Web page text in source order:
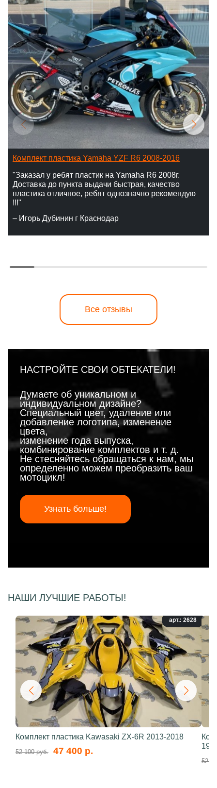
Комплект пластика Yamaha YZF R6 2008-2016
"Заказал у ребят пластик на Yamaha R6 2008г.
Доставка до пункта выдачи быстрая, качество
пластика отличное, ребят однозначно рекомендую
!!!"
– Игорь Дубинин г Краснодар
Все отзывы
НАСТРОЙТЕ СВОИ ОБТЕКАТЕЛИ!
Думаете об уникальном и
индивидуальном дизайне?
Специальный цвет, удаление или
добавление логотипа, изменение
цвета,
изменение года выпуска,
комбинирование комплектов и т. д.
Не стесняйтесь обращаться к нам, мы
определенно можем преобразить ваш
мотоцикл!
Узнать больше!
НАШИ ЛУЧШИЕ РАБОТЫ!
арт.: 2628
Комплект пластика Kawasaki ZX-6R 2013-2018
52 100 руб. 47 400 р.
52